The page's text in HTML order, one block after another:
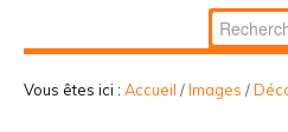
Chercher
Recherche
avancée…
Vous êtes ici : Accueil /Images /